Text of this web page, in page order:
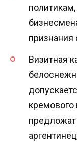
признания
Визитная
кремового
предложат